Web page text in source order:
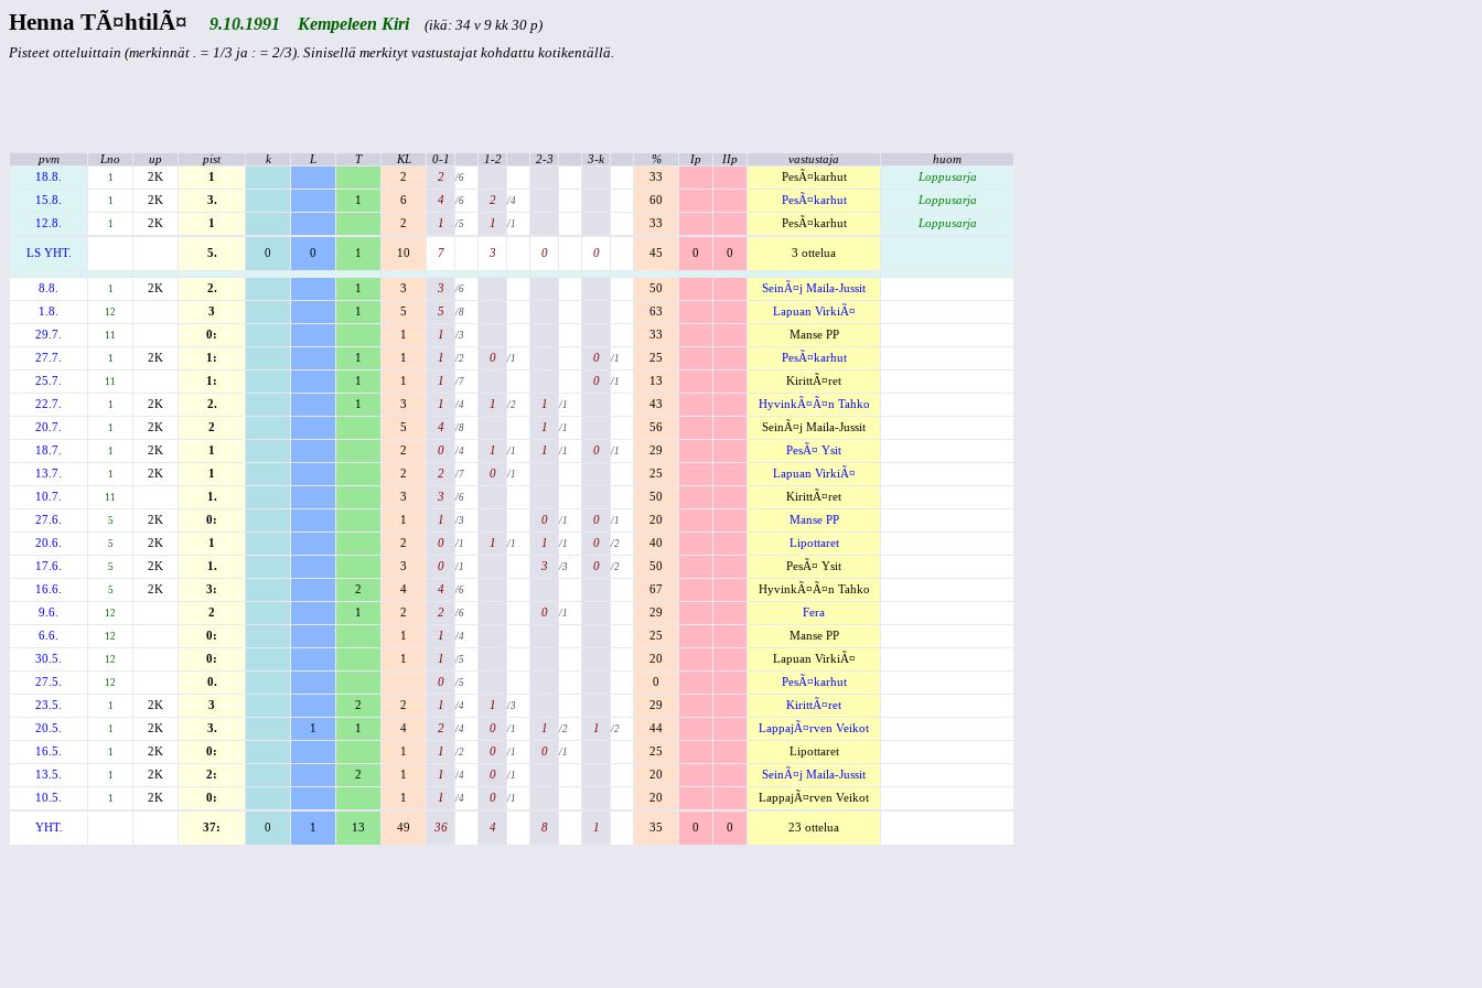
Henna TÃ¤htilÃ¤ 9.10.1991 Kempeleen Kiri
(ikä: 34 v 9 kk 30 p)
Pisteet otteluittain (merkinnät . = 1/3 ja : = 2/3). Sinisellä merkityt vastustajat kohdattu kotikentällä.
pvm Lno up pist k L T KL 0-1 1-2 2-3 3-k % Ip IIp vastustaja
huom
18.8.
1 2K 1 2 2 /6 33 PesÃ¤karhut
Loppusarja
15.8.
1 2K 3. 1 6 4 /6 2 /4 60 PesÃ¤karhut
Loppusarja
12.8.
1 2K 1 2 1 /5 1 /1 33 PesÃ¤karhut Loppusarja
LS YHT. 5. 0 0 1 10 7 3 0 0 45 0 0 3 ottelua
8.8. 1 2K 2. 1 3 3 /6 50
SeinÃ¤j Maila-Jussit
1.8.
12 3 1 5 5 /8 63
Lapuan VirkiÃ¤
29.7.
11 0: 1 1 /3 33
Manse PP
27.7.
1 2K 1: 1 1 1 /2 0 /1 0 /1 25
PesÃ¤karhut
25.7.
11 1: 1 1 1 /7 0 /1 13
KirittÃ¤ret
22.7.
1 2K 2. 1 3 1 /4 1 /2 1 /1 43
HyvinkÃ¤Ã¤n Tahko
20.7.
1 2K 2 5 4 /8 1 /1 56
SeinÃ¤j Maila-Jussit
18.7.
1 2K 1 2 0 /4 1 /1 1 /1 0 /1 29
PesÃ¤ Ysit
13.7.
1 2K 1 2 2 /7 0 /1 25
Lapuan VirkiÃ¤
10.7.
11 1. 3 3 /6 50
KirittÃ¤ret
27.6.
5 2K 0: 1 1 /3 0 /1 0 /1 20
Manse PP
20.6.
5 2K 1 2 0 /1 1 /1 1 /1 0 /2 40
Lipottaret
17.6.
5 2K 1. 3 0 /1 3 /3 0 /2 50
PesÃ¤ Ysit
16.6.
5 2K 3: 2 4 4 /6 67
HyvinkÃ¤Ã¤n Tahko
9.6.
12 2 1 2 2 /6 0 /1 29
Fera
6.6.
12 0: 1 1 /4 25
Manse PP
30.5.
12 0: 1 1 /5 20
Lapuan VirkiÃ¤
27.5.
12 0. 0 /5 0
PesÃ¤karhut
23.5.
1 2K 3 2 2 1 /4 1 /3 29
KirittÃ¤ret
20.5.
1 2K 3. 1 1 4 2 /4 0 /1 1 /2 1 /2 44
LappajÃ¤rven Veikot
16.5.
1 2K 0: 1 1 /2 0 /1 0 /1 25
Lipottaret
13.5.
1 2K 2: 2 1 1 /4 0 /1 20
SeinÃ¤j Maila-Jussit
10.5.
1 2K 0: 1 1 /4 0 /1 20 LappajÃ¤rven Veikot
YHT. 37: 0 1 13 49 36 4 8 1 35 0 0 23 ottelua